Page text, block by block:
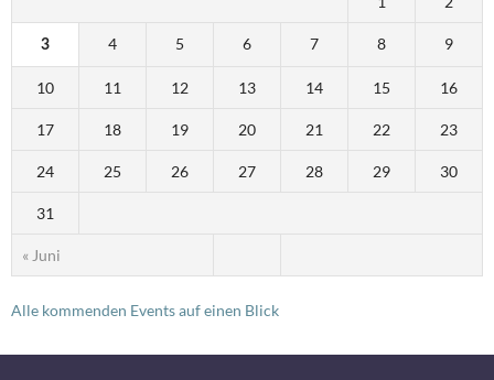
« Juni
3 4 5 6 7 8 9
10 11 12 13 14 15 16
17 18 19 20 21 22 23
24 25 26 27 28 29 30
31
Alle kommenden Events auf einen Blick